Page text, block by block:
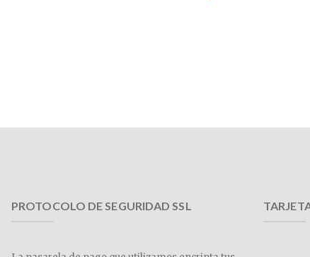
PROTOCOLO DE SEGURIDAD SSL